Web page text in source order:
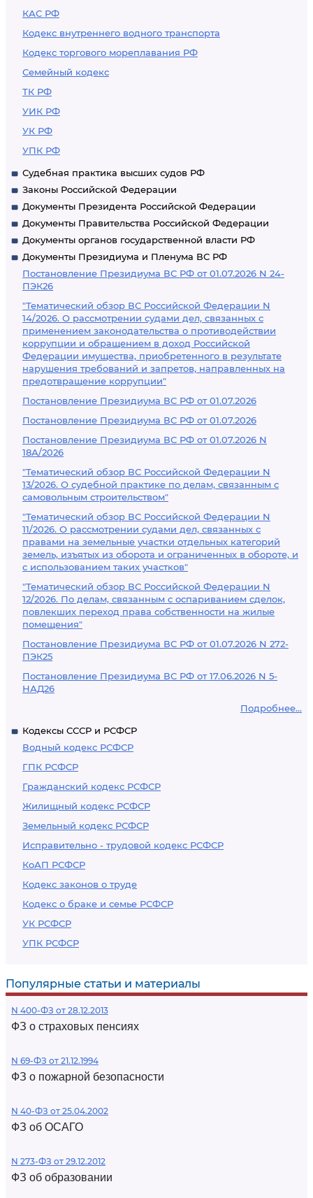
КАС РФ
Кодекс внутреннего водного транспорта
Кодекс торгового мореплавания РФ
Семейный кодекс
ТК РФ
УИК РФ
УК РФ
УПК РФ
Судебная практика высших судов РФ
Законы Российской Федерации
Документы Президента Российской Федерации
Документы Правительства Российской Федерации
Документы органов государственной власти РФ
Документы Президиума и Пленума ВС РФ
Постановление Президиума ВС РФ от 01.07.2026 N 24-
ПЭК26
"Тематический обзор ВС Российской Федерации N
14/2026. О рассмотрении судами дел, связанных с
применением законодательства о противодействии
коррупции и обращением в доход Российской
Федерации имущества, приобретенного в результате
нарушения требований и запретов, направленных на
предотвращение коррупции"
Постановление Президиума ВС РФ от 01.07.2026
Постановление Президиума ВС РФ от 01.07.2026
Постановление Президиума ВС РФ от 01.07.2026 N
18А/2026
"Тематический обзор ВС Российской Федерации N
13/2026. О судебной практике по делам, связанным с
самовольным строительством"
"Тематический обзор ВС Российской Федерации N
11/2026. О рассмотрении судами дел, связанных с
правами на земельные участки отдельных категорий
земель, изъятых из оборота и ограниченных в обороте, и
с использованием таких участков"
"Тематический обзор ВС Российской Федерации N
12/2026. По делам, связанным с оспариванием сделок,
повлекших переход права собственности на жилые
помещения"
Постановление Президиума ВС РФ от 01.07.2026 N 272-
ПЭК25
Постановление Президиума ВС РФ от 17.06.2026 N 5-
НАД26
Подробнее...
Кодексы СССР и РСФСР
Водный кодекс РСФСР
ГПК РСФСР
Гражданский кодекс РСФСР
Жилищный кодекс РСФСР
Земельный кодекс РСФСР
Исправительно - трудовой кодекс РСФСР
КоАП РСФСР
Кодекс законов о труде
Кодекс о браке и семье РСФСР
УК РСФСР
УПК РСФСР
Популярные статьи и материалы
N 400-ФЗ от 28.12.2013
ФЗ о страховых пенсиях
N 69-ФЗ от 21.12.1994
ФЗ о пожарной безопасности
N 40-ФЗ от 25.04.2002
ФЗ об ОСАГО
N 273-ФЗ от 29.12.2012
ФЗ об образовании